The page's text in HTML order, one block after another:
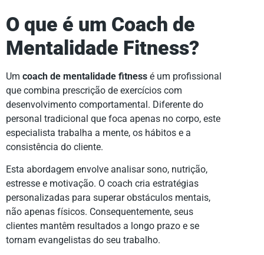
O que é um Coach de
Mentalidade Fitness?
Um coach de mentalidade fitness é um profissional
que combina prescrição de exercícios com
desenvolvimento comportamental. Diferente do
personal tradicional que foca apenas no corpo, este
especialista trabalha a mente, os hábitos e a
consistência do cliente.
Esta abordagem envolve analisar sono, nutrição,
estresse e motivação. O coach cria estratégias
personalizadas para superar obstáculos mentais,
não apenas físicos. Consequentemente, seus
clientes mantêm resultados a longo prazo e se
tornam evangelistas do seu trabalho.